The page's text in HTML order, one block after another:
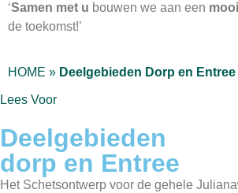
‘Samen met u bouwen we aan een
de toekomst!’
HOME » Deelgebieden Dorp en Entree
Lees Voor
Deelgebieden
dorp en Entree
Het Schetsontwerp voor de gehele